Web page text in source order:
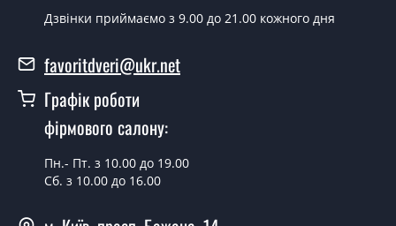
циліндр - від 1600 грн.
Як швидко можете встановити двері
Замок Barerra під циліндр?
У той самий день протягом кількох годин, за умови
наявності їх на складі, чи наступного дня.
Чи можна на сьогодні викликати
замірника?
Дзвінки приймаємо з 9.00 до 21.00 кожного дня
favoritdveri@ukr.net
Графік роботи
фірмового салону:
Пн.- Пт. з 10.00 до 19.00
Сб. з 10.00 до 16.00